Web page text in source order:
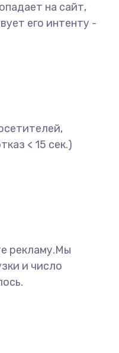
на сайт,
его интенту -
< 15 сек.)
рекламу.Мы
и число